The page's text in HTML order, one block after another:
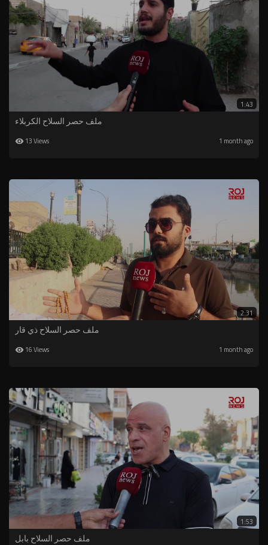
1:43
⁣ملف حصر السلاح الكربلاء
13 Views 1 month ago
2:31
ملف حصر السلاح ذي قار
16 Views 1 month ago
1:53
ملف حصر السلاح بابل